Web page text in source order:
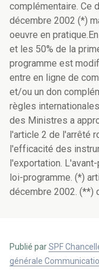
complémentaire. Ce
décembre 2002 (*)
oeuvre en
et les 50% de la
programme est
entre en ligne de
et/ou un don
règles
des Ministres a
l'article 2 de l'arrêté
l'efficacité des
l'exportation.
loi-programme. (*)
décembre 2002. (**)
Publié parSPF
générale